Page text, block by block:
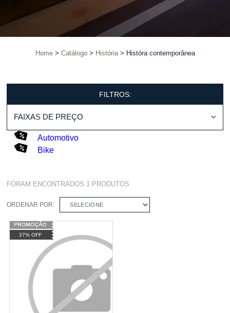
Home Catálogo História Históra contemporânea
FILTROS:
FAIXAS DE PREÇO
Automotivo
Bike
FORAM ENCONTRADOS 1 PRODUTOS
ORDENAR POR: SELECIONE
37% OFF